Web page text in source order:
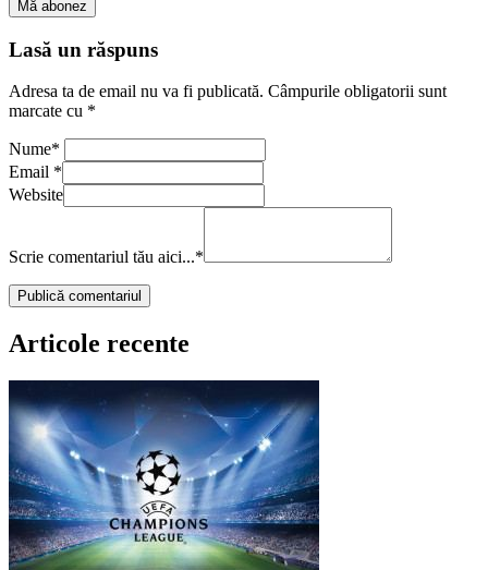
Lasă un răspuns
Adresa ta de email nu va fi publicată. Câmpurile obligatorii sunt
marcate cu *
Nume*
Email *
Website
Scrie comentariul tău aici...*
Articole recente